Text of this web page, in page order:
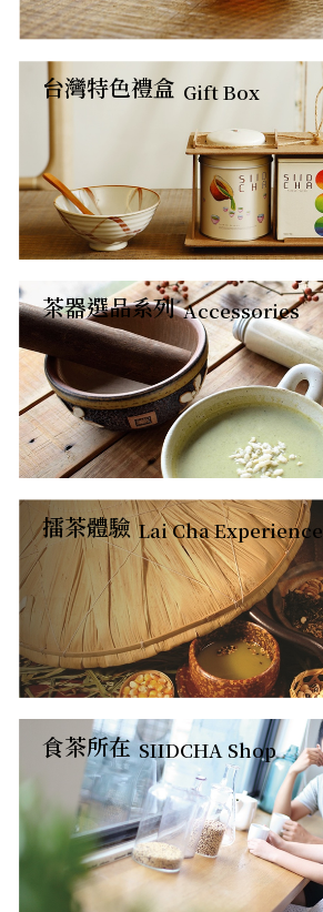
台灣特色禮盒 Gift Box
茶器選品系列 Accessories
擂茶體驗 Lai Cha Experience
食茶所在 SIIDCHA Shop